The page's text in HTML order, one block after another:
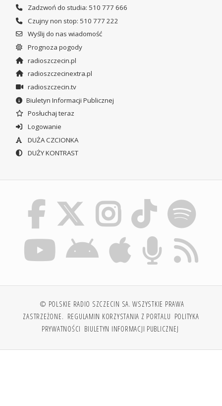
Zadzwoń do studia: 510 777 666
Czujny non stop: 510 777 222
Wyślij do nas wiadomość
Prognoza pogody
radioszczecin.pl
radioszczecinextra.pl
radioszczecin.tv
Biuletyn Informacji Publicznej
Posłuchaj teraz
Logowanie
DUŻA CZCIONKA
DUŻY KONTRAST
© POLSKIE RADIO SZCZECIN SA. WSZYSTKIE PRAWA
ZASTRZEŻONE. REGULAMIN KORZYSTANIA Z PORTALU POLITYKA
PRYWATNOŚCI BIULETYN INFORMACJI PUBLICZNEJ